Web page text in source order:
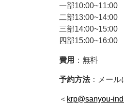
一部10:00~11:00
二部13:00~14:00
三部14:00~15:00
四部15:00~16:00
費用 ：無料
予約方法：メール
＜ krp@sanyou-